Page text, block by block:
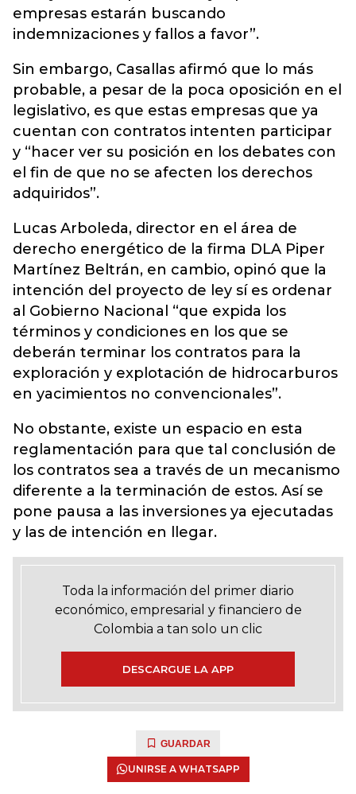
empresas estarán buscando
indemnizaciones y fallos a favor”.
Sin embargo, Casallas afirmó que lo más
probable, a pesar de la poca oposición en el
legislativo, es que estas empresas que ya
cuentan con contratos intenten participar
y “hacer ver su posición en los debates con
el fin de que no se afecten los derechos
adquiridos”.
Lucas Arboleda, director en el área de
derecho energético de la firma DLA Piper
Martínez Beltrán, en cambio, opinó que la
intención del proyecto de ley sí es ordenar
al Gobierno Nacional “que expida los
términos y condiciones en los que se
deberán terminar los contratos para la
exploración y explotación de hidrocarburos
en yacimientos no convencionales”.
No obstante, existe un espacio en esta
reglamentación para que tal conclusión de
los contratos sea a través de un mecanismo
diferente a la terminación de estos. Así se
pone pausa a las inversiones ya ejecutadas
y las de intención en llegar.
Toda la información del primer diario
económico, empresarial y financiero de
Colombia a tan solo un clic
DESCARGUE LA APP
GUARDAR
UNIRSE A WHATSAPP